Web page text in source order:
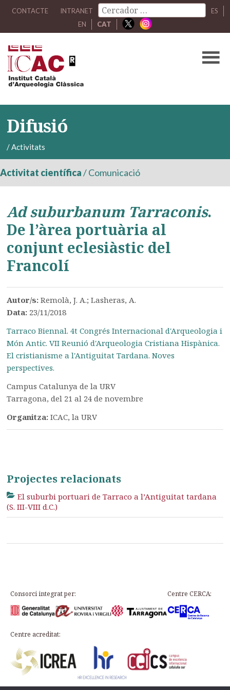
CONTACTE INTRANET
ES
EN
CAT
Difusió
/Activitats
Activitat científica/Comunicació
Ad suburbanum Tarraconis.
De l’àrea portuària al
conjunt eclesiàstic del
Francolí
Autor/s:Remolà, J. A.; Lasheras, A.
Data: 23/11/2018
Tarraco Biennal. 4t Congrés Internacional d'Arqueologia i
Món Antic. VII Reunió d'Arqueologia Cristiana Hispànica.
El cristianisme a l'Antiguitat Tardana. Noves
perspectives.
Campus Catalunya de la URV
Tarragona, del 21 al 24 de novembre
Organitza:ICAC, la URV
Projectes relacionats
El suburbi portuari de Tarraco a l’Antiguitat tardana
(S. III-VIII d.C.)
Consorci integrat per: Centre CERCA:
Centre acreditat: